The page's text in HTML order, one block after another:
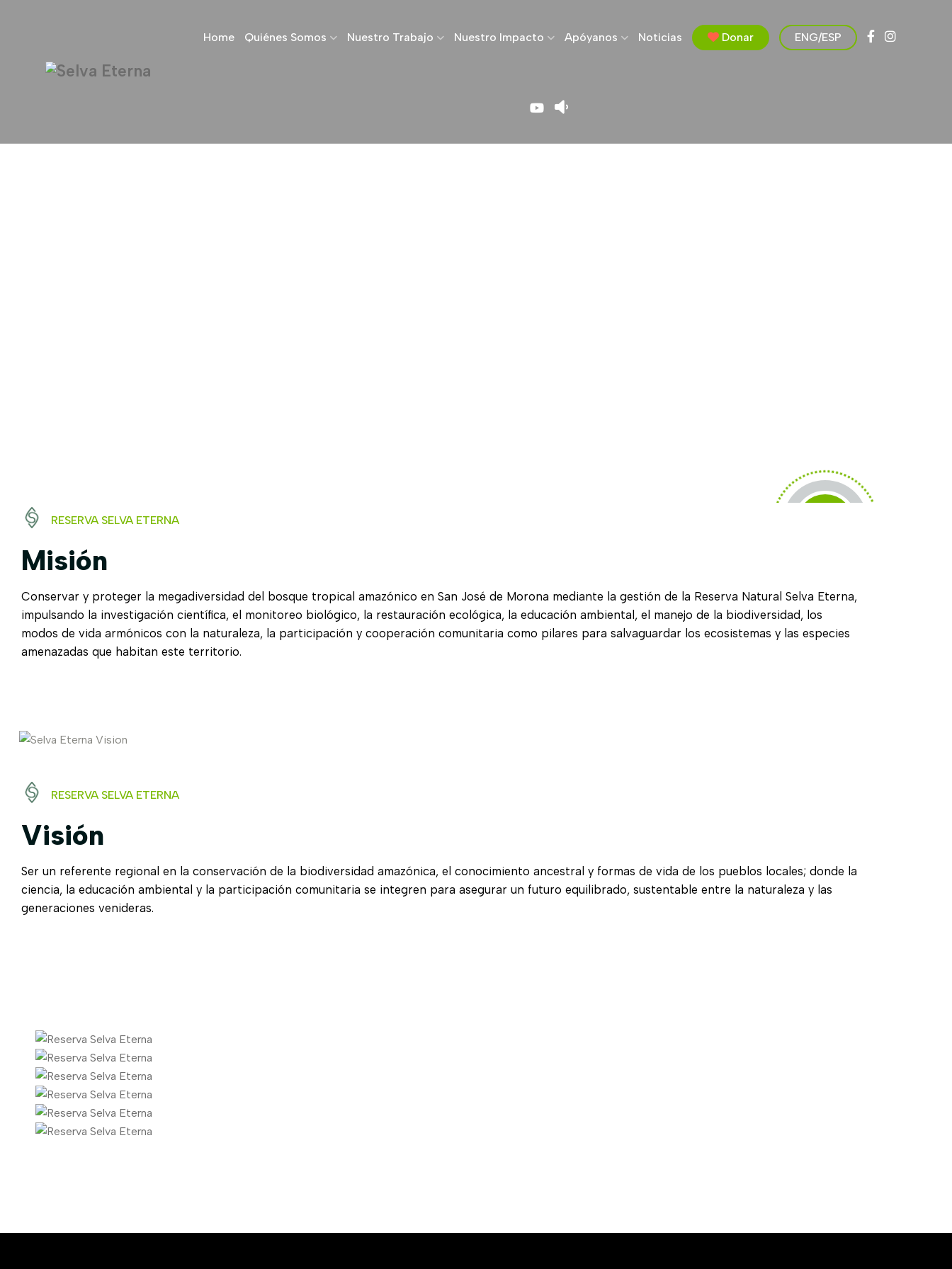
Home Quiénes Somos Nuestro Trabajo Nuestro Impacto Apóyanos Noticias Donar ENG/ESP
RESERVA SELVA ETERNA
Misión
Conservar y proteger la megadiversidad del bosque tropical amazónico en San José de Morona mediante la gestión de la Reserva Natural Selva Eterna,
impulsando la investigación científica, el monitoreo biológico, la restauración ecológica, la educación ambiental, el manejo de la biodiversidad, los
modos de vida armónicos con la naturaleza, la participación y cooperación comunitaria como pilares para salvaguardar los ecosistemas y las especies
amenazadas que habitan este territorio.
RESERVA SELVA ETERNA
Visión
Ser un referente regional en la conservación de la biodiversidad amazónica, el conocimiento ancestral y formas de vida de los pueblos locales; donde la
ciencia, la educación ambiental y la participación comunitaria se integren para asegurar un futuro equilibrado, sustentable entre la naturaleza y las
generaciones venideras.
Reserva Selva Eterna